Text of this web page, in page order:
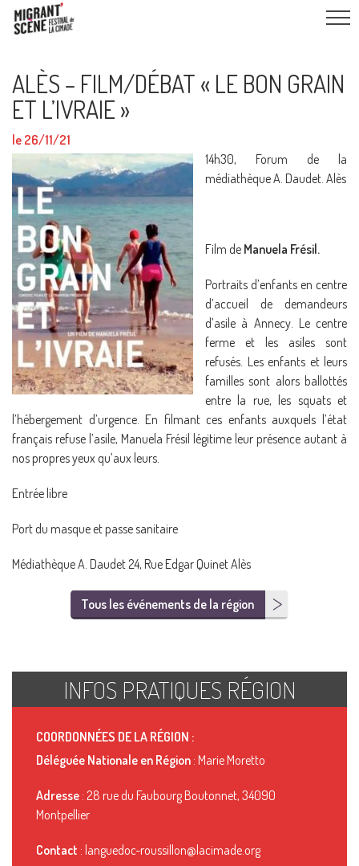
ALÈS – FILM/DÉBAT « LE BON GRAIN
ET L’IVRAIE »
le 26/11/21
14h30, Forum de la
médiathèque A. Daudet. Alès
Film de Manuela Frésil.
Portraits d’enfants en centre
d’accueil de demandeurs
d’asile à Annecy. Le centre
ferme et les asiles sont
refusés. Les enfants et leurs
familles sont alors ballottés
entre la rue, les squats et
l’hébergement d’urgence. En filmant ces enfants auxquels l’état
français refuse l’asile, Manuela Frésil légitime leur présence autant à
nos propres yeux qu’aux leurs.
Entrée libre
Port du masque et passe sanitaire
Médiathèque A. Daudet 24, Rue Edgar Quinet Alès
Tous les événements de la région
INFOS PRATIQUES RÉGION
COORDONNÉES DE LA RÉGION :
Déléguée Nationale en Région : Marie Moretto
Adresse : 28 rue du Faubourg Boutonnet, 34090
Montpellier
Contact : languedoc-roussillon@lacimade.org